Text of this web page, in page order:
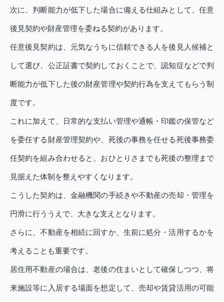
次に、判断能力が低下した場合に備える仕組みとして、任意
後見契約や財産管理を委ねる契約があります。
任意後見契約は、元気なうちに信頼できる人を後見人候補と
して選び、公正証書で契約しておくことで、認知症などで判
断能力が低下した後の財産管理や契約行為を支えてもらう制
度です。
これに加えて、日常的な支払い管理や通帳・印鑑の保管など
を委任する財産管理契約や、死後の事務を任せる死後事務委
任契約を組み合わせると、おひとりさまでも死後の整理まで
見据えた体制を整えやすくなります。
こうした契約は、金融機関の手続きや不動産の売却・管理を
円滑に行ううえで、大きな支えとなります。
さらに、不動産を相続に回すか、生前に処分・活用するかを
考えることも重要です。
居住用不動産の場合は、老後の住まいとして確保しつつ、将
来施設等に入居する場面を想定して、売却や賃貸活用の可能